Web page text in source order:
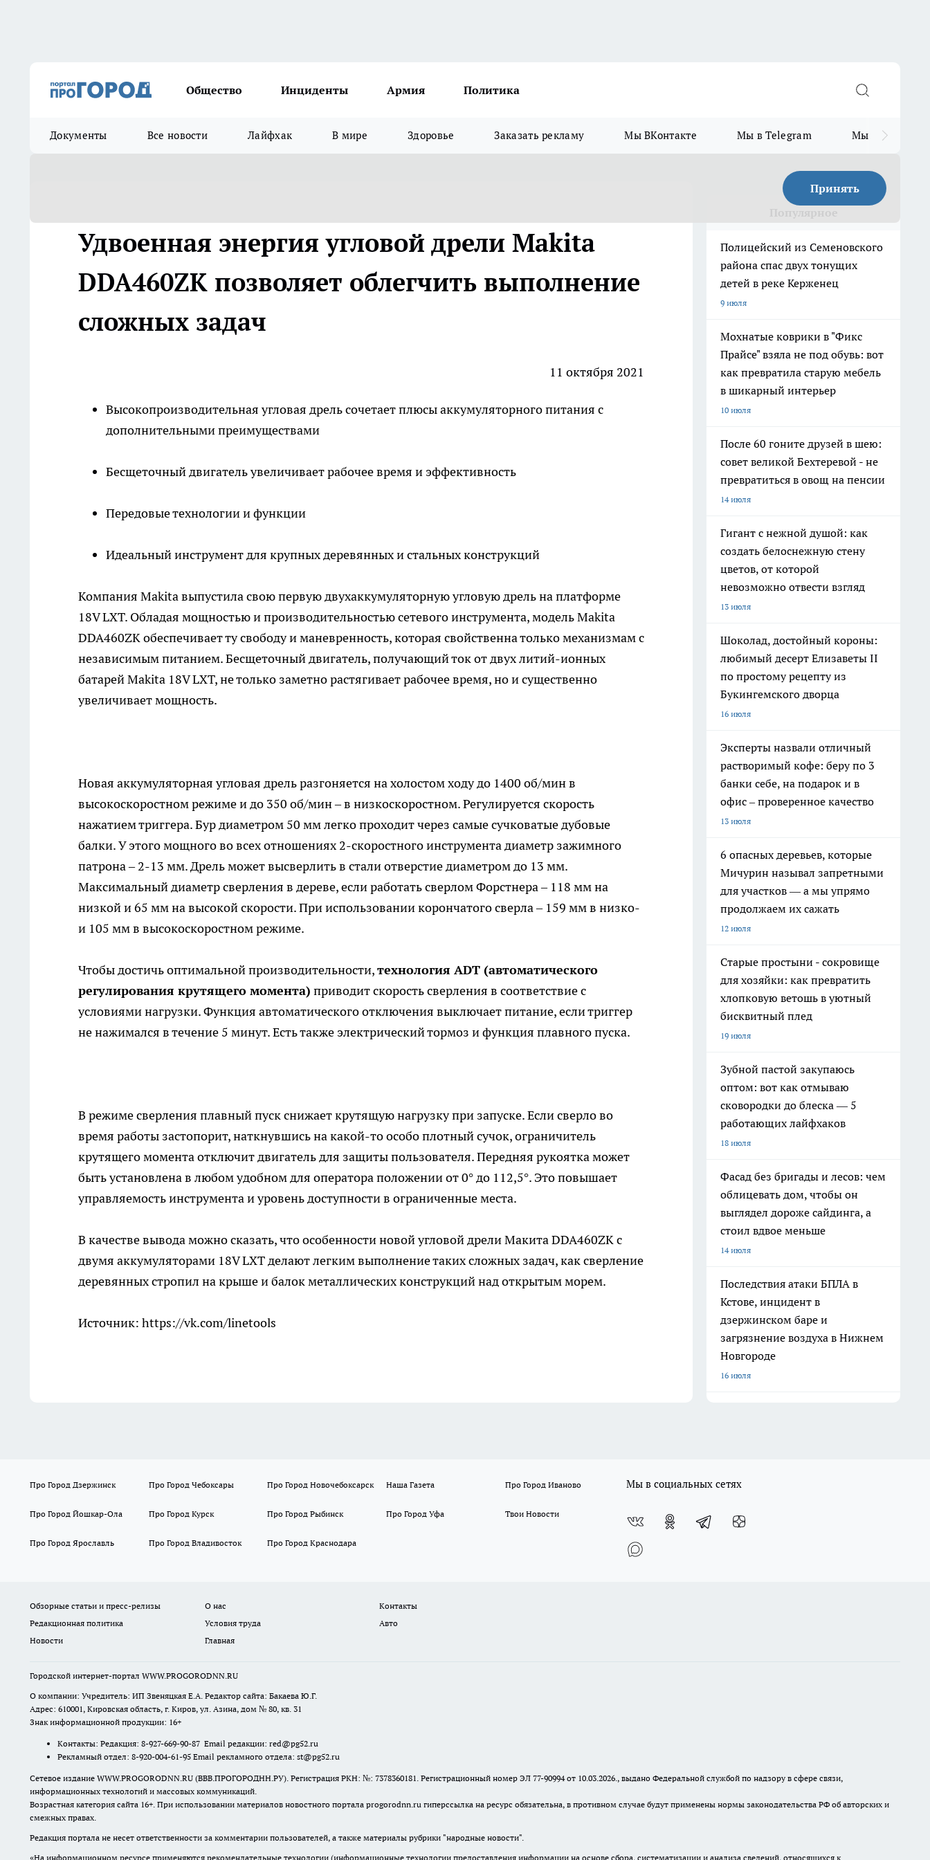
Общество Инциденты Армия Политика
Документы Все новости Лайфхак В мире Здоровье Заказать рекламу Мы ВКонтакте Мы в Telegram Мы в MAX
Принять
Удвоенная энергия угловой дрели Makita
DDA460ZK позволяет облегчить выполнение
сложных задач
11 октября 2021
Высокопроизводительная угловая дрель сочетает плюсы аккумуляторного питания с
дополнительными преимуществами
Бесщеточный двигатель увеличивает рабочее время и эффективность
Передовые технологии и функции
Идеальный инструмент для крупных деревянных и стальных конструкций
Компания Makita выпустила свою первую двухаккумуляторную угловую дрель на платформе
18V LXT. Обладая мощностью и производительностью сетевого инструмента, модель Makita
DDA460ZK обеспечивает ту свободу и маневренность, которая свойственна только механизмам с
независимым питанием. Бесщеточный двигатель, получающий ток от двух литий-ионных
батарей Makita 18V LXT, не только заметно растягивает рабочее время, но и существенно
увеличивает мощность.
Новая аккумуляторная угловая дрель разгоняется на холостом ходу до 1400 об/мин в
высокоскоростном режиме и до 350 об/мин – в низкоскоростном. Регулируется скорость
нажатием триггера. Бур диаметром 50 мм легко проходит через самые сучковатые дубовые
балки. У этого мощного во всех отношениях 2-скоростного инструмента диаметр зажимного
патрона – 2-13 мм. Дрель может высверлить в стали отверстие диаметром до 13 мм.
Максимальный диаметр сверления в дереве, если работать сверлом Форстнера – 118 мм на
низкой и 65 мм на высокой скорости. При использовании корончатого сверла – 159 мм в низко-
и 105 мм в высокоскоростном режиме.
Чтобы достичь оптимальной производительности,технология ADT (автоматического
регулирования крутящего момента) приводит скорость сверления в соответствие с
условиями нагрузки. Функция автоматического отключения выключает питание, если триггер
не нажимался в течение 5 минут. Есть также электрический тормоз и функция плавного пуска.
В режиме сверления плавный пуск снижает крутящую нагрузку при запуске. Если сверло во
время работы застопорит, наткнувшись на какой-то особо плотный сучок, ограничитель
крутящего момента отключит двигатель для защиты пользователя. Передняя рукоятка может
быть установлена в любом удобном для оператора положении от 0° до 112,5°. Это повышает
управляемость инструмента и уровень доступности в ограниченные места.
В качестве вывода можно сказать, что особенности новой угловой дрели Макита DDA460ZK с
двумя аккумуляторами 18V LXT делают легким выполнение таких сложных задач, как сверление
деревянных стропил на крыше и балок металлических конструкций над открытым морем.
Источник: https://vk.com/linetools
Полицейский из Семеновского
района спас двух тонущих
детей в реке Керженец
9 июля
Мохнатые коврики в "Фикс
Прайсе" взяла не под обувь: вот
как превратила старую мебель
в шикарный интерьер
10 июля
После 60 гоните друзей в шею:
совет великой Бехтеревой - не
превратиться в овощ на пенсии
14 июля
Гигант с нежной душой: как
создать белоснежную стену
цветов, от которой
невозможно отвести взгляд
13 июля
Шоколад, достойный короны:
любимый десерт Елизаветы II
по простому рецепту из
Букингемского дворца
16 июля
Эксперты назвали отличный
растворимый кофе: беру по 3
банки себе, на подарок и в
офис – проверенное качество
13 июля
6 опасных деревьев, которые
Мичурин называл запретными
для участков — а мы упрямо
продолжаем их сажать
12 июля
Старые простыни - сокровище
для хозяйки: как превратить
хлопковую ветошь в уютный
бисквитный плед
19 июля
Зубной пастой закупаюсь
оптом: вот как отмываю
сковородки до блеска — 5
работающих лайфхаков
18 июля
Фасад без бригады и лесов: чем
облицевать дом, чтобы он
выглядел дороже сайдинга, а
стоил вдвое меньше
14 июля
Последствия атаки БПЛА в
Кстове, инцидент в
дзержинском баре и
загрязнение воздуха в Нижнем
Новгороде
16 июля
Про Город Дзержинск Про Город Чебоксары Про Город Новочебоксарск Наша Газета Про Город Иваново
Про Город Йошкар-Ола Про Город Курск Про Город Рыбинск Про Город Уфа Твои Новости
Про Город Ярославль Про Город Владивосток Про Город Краснодара
Мы в социальных сетях
Обзорные статьи и пресс-релизы О нас
Контакты
Редакционная политика
Условия труда
Авто
Новости
Главная
Городской интернет-портал WWW.PROGORODNN.RU
О компании: Учредитель: ИП Звеняцкая Е.А. Редактор сайта: Бакаева Ю.Г.
Адрес: 610001, Кировская область, г. Киров, ул. Азина, дом № 80, кв. 31
Знак информационной продукции: 16+
Контакты: Редакция: 8-927-669-90-87 Email редакции: red@pg52.ru
Рекламный отдел: 8-920-004-61-95 Email рекламного отдела: st@pg52.ru
Сетевое издание WWW.PROGORODNN.RU (ВВВ.ПРОГОРОДНН.РУ). Регистрация РКН: №: 7378360181. Регистрационный номер ЭЛ 77-90994 от 10.03.2026., выдано Федеральной службой по надзору в сфере связи,
информационных технологий и массовых коммуникаций.
Возрастная категория сайта 16+. При использовании материалов новостного портала progorodnn.ru гиперссылка на ресурс обязательна, в противном случае будут применены нормы законодательства РФ об авторских и
смежных правах.
Редакция портала не несет ответственности за комментарии пользователей, а также материалы рубрики "народные новости".
«На информационном ресурсе применяются рекомендательные технологии (информационные технологии предоставления информации на основе сбора, систематизации и анализа сведений, относящихся к